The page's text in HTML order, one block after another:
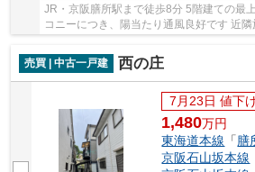
JR・京阪膳所駅まで徒歩8分 5階建ての最
コニーにつき、陽当たり通風良好です 近
売買 | 中古一戸建 西の庄
7月23日 値下
1,480万円
東海道本線 「膳
京阪石山坂本線